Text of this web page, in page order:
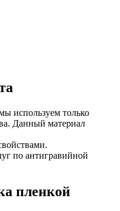
используем только
Данный материал
по антигравийной
пленкой